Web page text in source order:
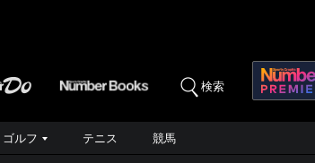
検索
ゴルフ テニス 競馬